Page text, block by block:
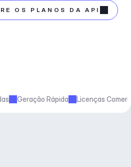
OS PLANOS DA API
Geração Rápida Licenças